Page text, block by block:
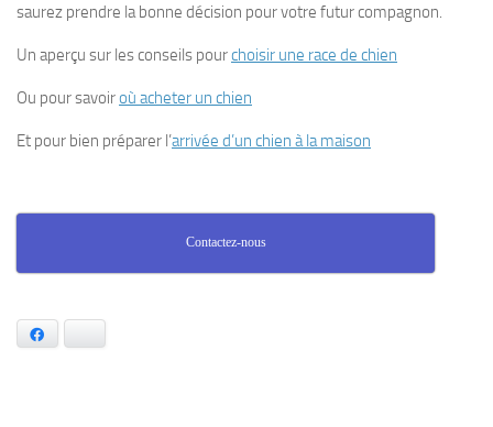
saurez prendre la bonne décision pour votre futur compagnon.
Un aperçu sur les conseils pourchoisir une race de chien
Ou pour savoiroù acheter un chien
Et pour bien préparer l’arrivée d’un chien à la maison
Contactez-nous